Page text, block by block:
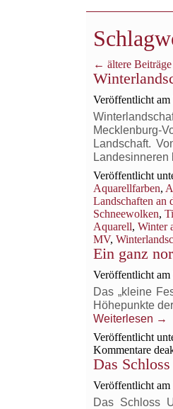
← ältere Beiträge
Veröffentlicht am
Mecklenburg-
Landschaft.
Veröffentlicht
Aquarellfarben,
Landschaften an
Schneewolken,
Aquarell, Winter
MV,
Ein ganz
Veröffentlicht am
Das „kleine
Höhepunkte
Weiterlesen →
Veröffentlicht
Kommentare
Das
Veröffentlicht am
Das Schloss